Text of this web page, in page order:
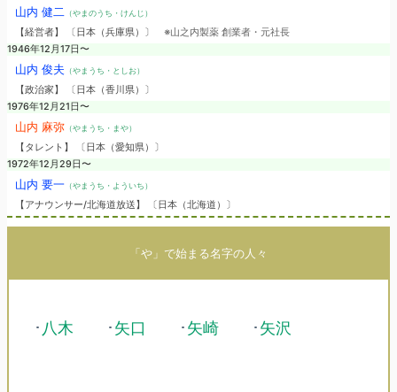
山内 健二（やまのうち・けんじ）
【経営者】 〔日本（兵庫県）〕 ※山之内製薬 創業者・元社長
1946年12月17日〜
山内 俊夫 （やまうち・としお）
【政治家】 〔日本（香川県）〕
1976年12月21日〜
山内 麻弥（やまうち・まや）
【タレント】 〔日本（愛知県）〕
1972年12月29日〜
山内 要一（やまうち・よういち）
【アナウンサー/北海道放送】 〔日本（北海道）〕
「や」で始まる名字の人々
･ 八木 ･矢口 ･矢崎 ･矢沢